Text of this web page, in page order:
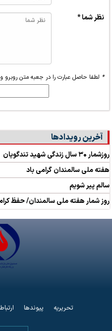
نظر شما *
* لطفا حاصل عبارت را در جعبه متن روبرو
آخرین رویدادها
روزشمار ۳۰ سال زندگی شهید تندگویان
هفته ملی سالمندان گرامی باد
سالم پیر شویم
روز شمار هفته ملی سالمندان/ حفظ
تحریریه پیوندها